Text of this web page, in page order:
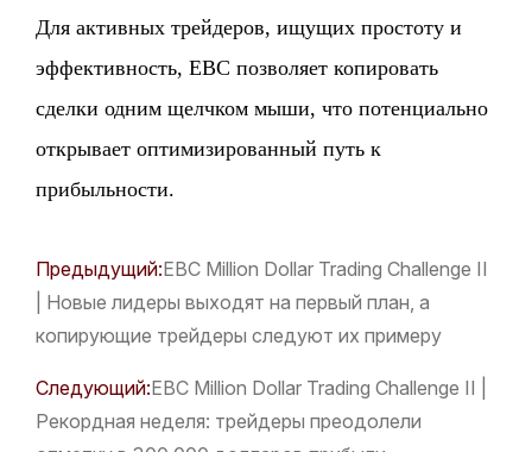
Для активных трейдеров, ищущих простоту и
эффективность, EBC позволяет копировать
сделки одним щелчком мыши, что потенциально
открывает оптимизированный путь к
прибыльности.
Предыдущий:​EBC Million Dollar Trading Challenge II
| Новые лидеры выходят на первый план, а
копирующие трейдеры следуют их примеру
Следующий:​EBC Million Dollar Trading Challenge II |
Рекордная неделя: трейдеры преодолели